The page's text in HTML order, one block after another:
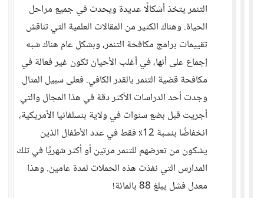
التنمر يتخذ أشكالًا عديدة ويحدث في جميع مراحل
الحياة. وهناك الكثير من المقالات العلمية التي تناقش
تقييمات برامج مكافحة التنمر، وبشكل عام هناك شبه
إجماع على أنها، في أغلب الأحيان تكون غير فعالة في
مكافحة قضية التنمر بالقدر الكافي. فعلى سبيل المثال
وجدت أحد الدراسات الأكثر دقة في هذا المجال والتي
أجريت قبل بضع سنوات في ولاية بنسلفانيا الأمريكية،
انخفاضًا بنسبة 12٪ فقط في عدد الأطفال الذين
يشكون من تعرضهم للتنمر مرتين أو أكثر شهريًا في تلك
المدارس التي نفذت هذه الحملات لمدة عامين. وهذا
معدل فشل يبلغ 88 بالمائة!